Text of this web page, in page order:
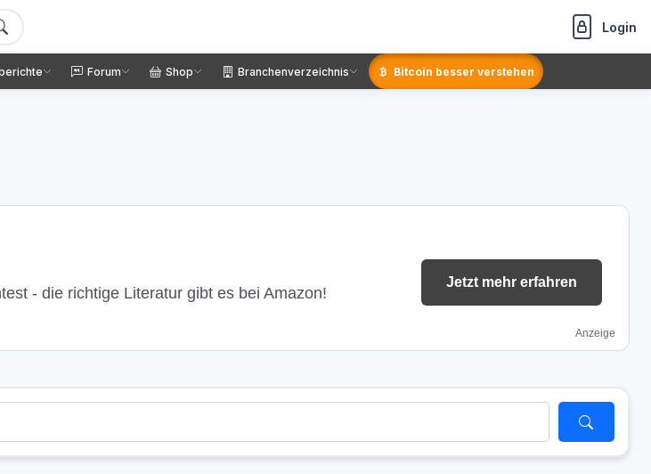
Login
Forum Shop Branchenverzeichnis Bitcoin besser verstehen
- die richtige Literatur gibt es bei Amazon!
Jetzt mehr erfahren
Anzeige